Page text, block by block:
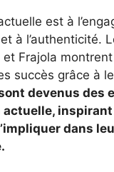
est à
à l’authenticité.
Frajola montrent
succès grâce à
devenus des
inspirant
dans